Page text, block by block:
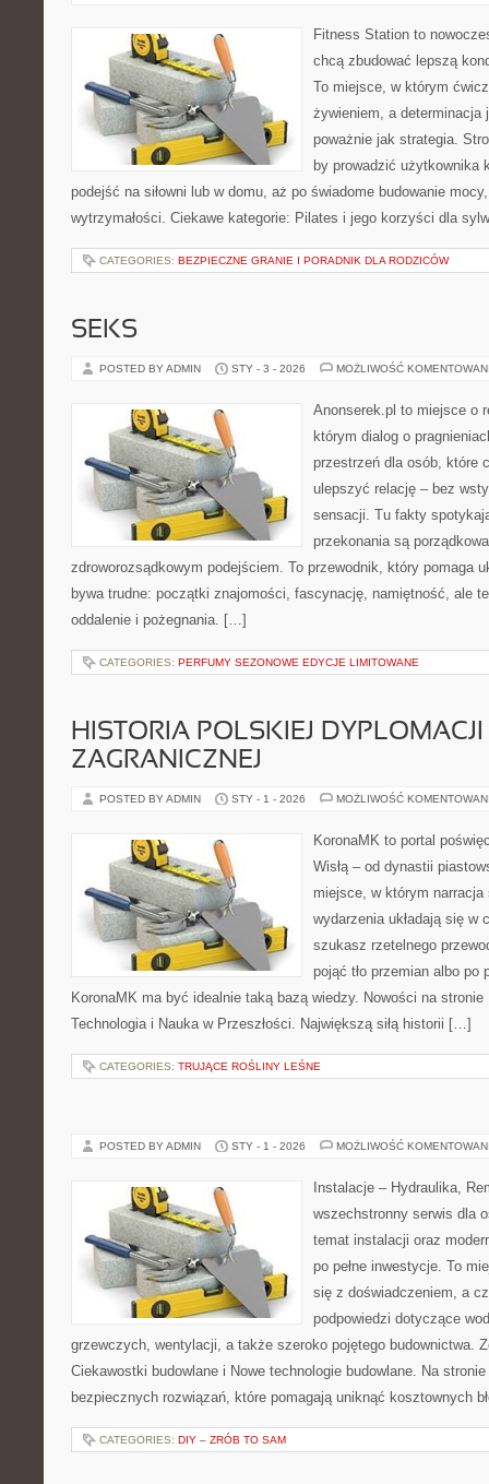
Fitness Station to
chcą zbudować lepszą
To miejsce, w którym
żywieniem, a determinacja
poważnie jak strategia.
by prowadzić użytkownika
podejść na siłowni lub w domu, aż po świadome budowanie
wytrzymałości. Ciekawe kategorie: Pilates i jego korzyści dla
CATEGORIES: BEZPIECZNE GRANIE I PORADNIK DLA RODZICÓW
SEKS
POSTED BY ADMIN STY - 3 - 2026 MOŻLIWOŚĆ
Anonserek.pl to miejsce o
którym dialog o
przestrzeń dla osób, które
ulepszyć relację – bez
sensacji. Tu fakty
przekonania są
zdroworozsądkowym podejściem. To przewodnik, który pomaga
bywa trudne: początki znajomości, fascynację, namiętność, ale
oddalenie i pożegnania. […]
CATEGORIES: PERFUMY SEZONOWE EDYCJE LIMITOWANE
HISTORIA POLSKIEJ
ZAGRANICZNEJ
POSTED BY ADMIN STY - 1 - 2026 MOŻLIWOŚĆ
KoronaMK to portal
Wisłą – od dynastii
miejsce, w którym
wydarzenia układają się w
szukasz rzetelnego
pojąć tło przemian albo po
KoronaMK ma być idealnie taką bazą wiedzy. Nowości na
Technologia i Nauka w Przeszłości. Największą siłą historii […]
CATEGORIES: TRUJĄCE ROŚLINY LEŚNE
POSTED BY ADMIN STY - 1 - 2026 MOŻLIWOŚĆ
Instalacje – Hydraulika,
wszechstronny serwis dla
temat instalacji oraz
po pełne inwestycje. To
się z doświadczeniem, a
podpowiedzi dotyczące
grzewczych, wentylacji, a także szeroko pojętego budownictwa.
Ciekawostki budowlane i Nowe technologie budowlane. Na
bezpiecznych rozwiązań, które pomagają uniknąć kosztownych
CATEGORIES: DIY – ZRÓB TO SAM